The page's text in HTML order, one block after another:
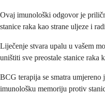
Ovaj imunološki odgovor je
stanice raka kao strane uljeze i
Liječenje stvara upalu u vašem
uništiti sve preostale stanice
BCG terapija se smatra
imunološku memoriju protiv